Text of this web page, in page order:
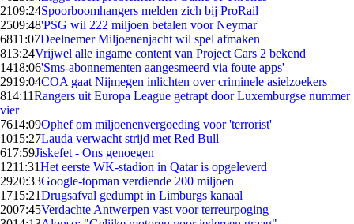
2109:24Spoorboomhangers melden zich bij ProRail
2509:48'PSG wil 222 miljoen betalen voor Neymar'
6811:07Deelnemer Miljoenenjacht wil spel afmaken
813:24Vrijwel alle ingame content van Project Cars 2 bekend
1418:06'Sms-abonnementen aangesmeerd via foute apps'
2919:04COA gaat Nijmegen inlichten over criminele asielzoekers
814:11Rangers uit Europa League getrapt door Luxemburgse nummer
vier
7614:09Ophef om miljoenenvergoeding voor 'terrorist'
1015:27Lauda verwacht strijd met Red Bull
617:59Jiskefet - Ons genoegen
1211:31Het eerste WK-stadion in Qatar is opgeleverd
2920:33Google-topman verdiende 200 miljoen
1715:21Drugsafval gedumpt in Limburgs kanaal
2007:45Verdachte Antwerpen vast voor terreurpoging